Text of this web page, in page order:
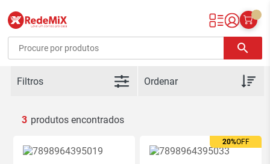
Redemix – Supermercado Online
search
Filtros
3
20%OFF